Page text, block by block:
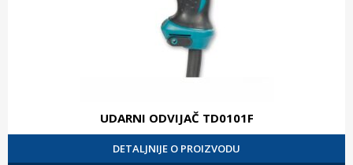
UDARNI ODVIJAČ TD0101F
DETALJNIJE O PROIZVODU